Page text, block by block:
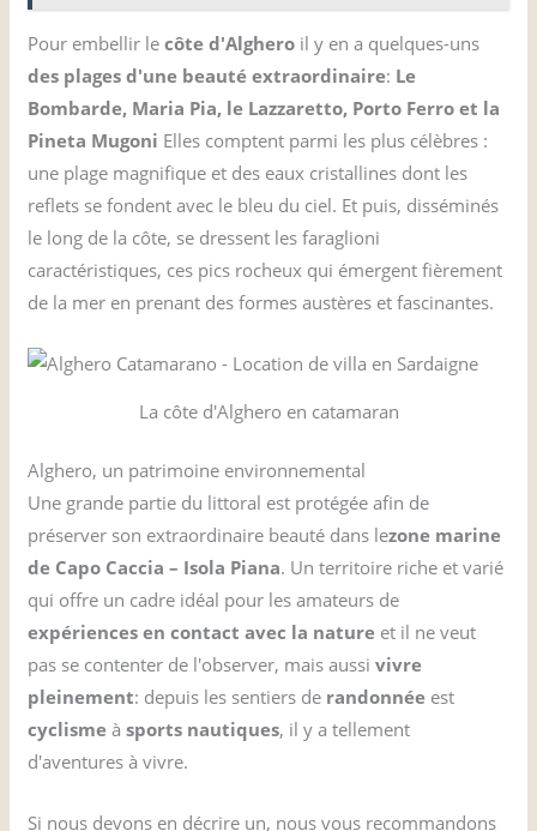
Pour embellir lecôte d'Alghero il y en a quelques-uns
des plages d'une beauté extraordinaire: Le
Bombarde, Maria Pia, le Lazzaretto, Porto Ferro et la
Pineta Mugoni Elles comptent parmi les plus célèbres :
une plage magnifique et des eaux cristallines dont les
reflets se fondent avec le bleu du ciel. Et puis, disséminés
le long de la côte, se dressent les faraglioni
caractéristiques, ces pics rocheux qui émergent fièrement
de la mer en prenant des formes austères et fascinantes.
La côte d'Alghero en catamaran
Alghero, un patrimoine environnemental
Une grande partie du littoral est protégée afin de
préserver son extraordinaire beauté dans lezone marine
de Capo Caccia – Isola Piana. Un territoire riche et varié
qui offre un cadre idéal pour les amateurs de
expériences en contact avec la nature et il ne veut
pas se contenter de l'observer, mais aussivivre
pleinement: depuis les sentiers de randonnée est
cyclisme àsports nautiques, il y a tellement
d'aventures à vivre.
Si nous devons en décrire un, nous vous recommandons